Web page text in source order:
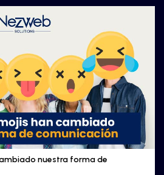
nuestra forma de